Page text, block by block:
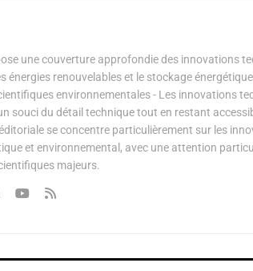
une couverture approfondie des innovations
énergies renouvelables et le stockage
environnementales - Les innovations
souci du détail technique tout en restant
se concentre particulièrement sur les
et environnemental, avec une attention
majeurs.